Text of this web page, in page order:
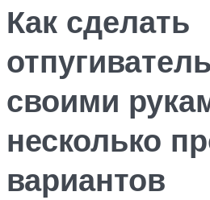
Как сделать
своими
несколько
вариантов